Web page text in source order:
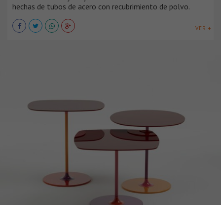
hechas de tubos de acero con recubrimiento de polvo.
VER +